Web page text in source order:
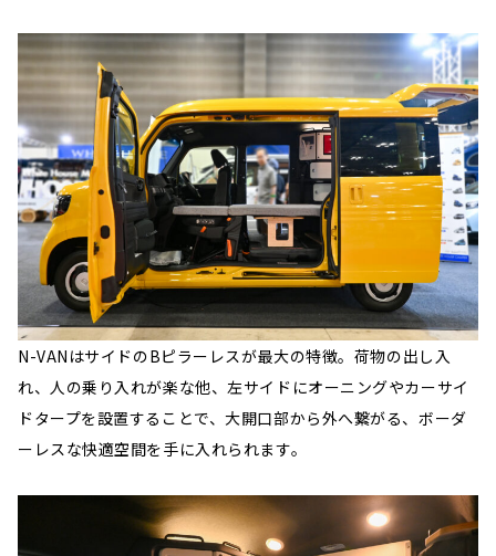
N-VANはサイドのBピラーレスが最大の特徴。荷物の出し入
れ、人の乗り入れが楽な他、左サイドにオーニングやカーサイ
ドタープを設置することで、大開口部から外へ繋がる、ボーダ
ーレスな快適空間を手に入れられます。